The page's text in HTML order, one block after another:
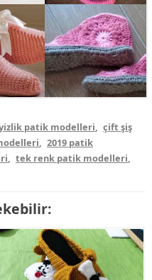
patik modelleri, çift şiş
, 2019 patik
, tek renk patik modelleri,